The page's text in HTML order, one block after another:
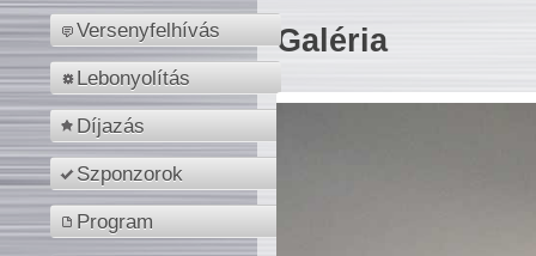
Versenyfelhívás
Lebonyolítás
Díjazás
Szponzorok
Program
Galéria